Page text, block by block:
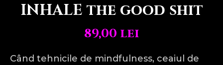
INHALE the good shit
89,00 lei
Când tehnicile de mindfulness, ceaiul de